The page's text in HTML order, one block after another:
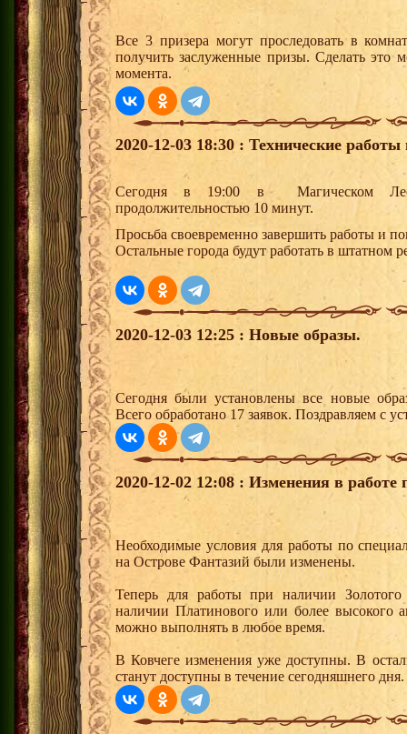
Все 3 призера могут проследовать в
получить заслуженные призы. Сделать это
момента.
2020-12-03 18:30 : Технические
Cегодня в 19:00 в Магическом Лесу
продолжительностью 10 минут.
Просьба своевременно завершить работы и
Остальные города будут работать в штатном
2020-12-03 12:25 : Новые образы.
Сегодня были установлены все новые
Всего обработано 17 заявок. Поздравляем с
2020-12-02 12:08 : Изменения в работе
Необходимые условия для работы по
на Острове Фантазий были изменены.
Теперь для работы при наличии
наличии Платинового или более высокого
можно выполнять в любое время.
В Ковчеге изменения уже доступны. В
станут доступны в течение сегодняшнего дня.